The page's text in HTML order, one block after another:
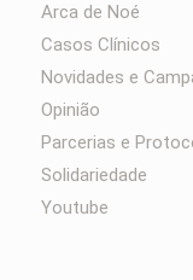
Arca de Noé
Casos Clínicos
Novidades e
Opinião
Parcerias e
Solidariedade
Youtube